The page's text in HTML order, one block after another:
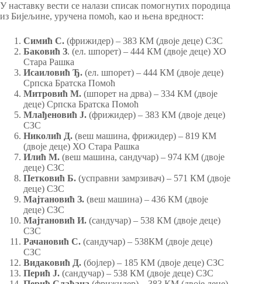
У наставку вести се налази списак помогнутих породица
из Бијељине, уручена помоћ, као и њена вредност:
Симић С. (фрижидер) – 383 КМ (двоје деце) СЗС
Баковић З. (ел. шпорет) – 444 КМ (двоје деце) ХО
Стара Рашка
Исаиловић Ђ. (ел. шпорет) – 444 КМ (двоје деце)
Српска Братска Помоћ
Митровић М. (шпорет на дрва) – 334 КМ (двоје
деце) Српска Братска Помоћ
Млађеновић Ј. (фрижидер) – 383 КМ (двоје деце)
СЗС
Николић Д. (веш машина, фрижидер) – 819 КМ
(двоје деце) ХО Стара Рашка
Илић М. (веш машина, сандучар) – 974 КМ (двоје
деце) СЗС
Петковић Б. (усправни замрзивач) – 571 КМ (двоје
деце) СЗС
Мајтановић З. (веш машина) – 436 КМ (двоје
деце) СЗС
Мајтановић И. (сандучар) – 538 КМ (двоје деце)
СЗС
Рачановић С. (сандучар) – 538КМ (двоје деце)
СЗС
Видаковић Д. (бојлер) – 185 КМ (двоје деце) СЗС
Перић Ј. (сандучар) – 538 КМ (двоје деце) СЗС